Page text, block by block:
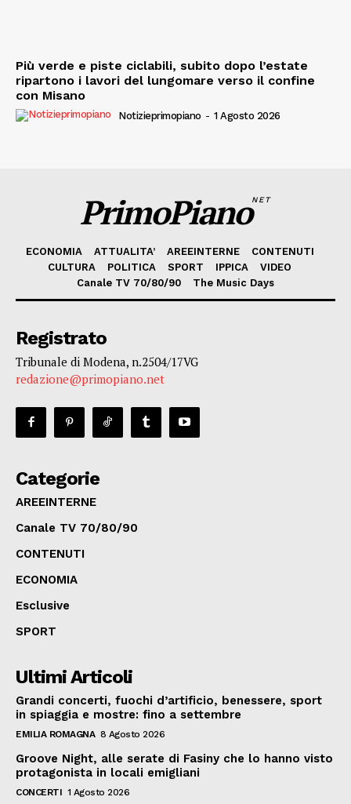
Più verde e piste ciclabili, subito dopo l’estate
ripartono i lavori del lungomare verso il confine
con Misano
Notizieprimopiano - 1 Agosto 2026
PrimoPianoNET
ECONOMIA ATTUALITA’ AREEINTERNE
CONTENUTI
CULTURA
POLITICA SPORT IPPICA
VIDEO
Canale TV 70/80/90
The Music Days
Registrato
Tribunale di Modena, n.2504/17VG
redazione@primopiano.net
Categorie
AREEINTERNE
Canale TV 70/80/90
CONTENUTI
ECONOMIA
Esclusive
SPORT
Ultimi Articoli
Grandi concerti, fuochi d’artificio, benessere, sport
in spiaggia e mostre: fino a settembre
EMILIA ROMAGNA 8 Agosto 2026
Groove Night, alle serate di Fasiny che lo hanno visto
protagonista in locali emigliani
CONCERTI 1 Agosto 2026